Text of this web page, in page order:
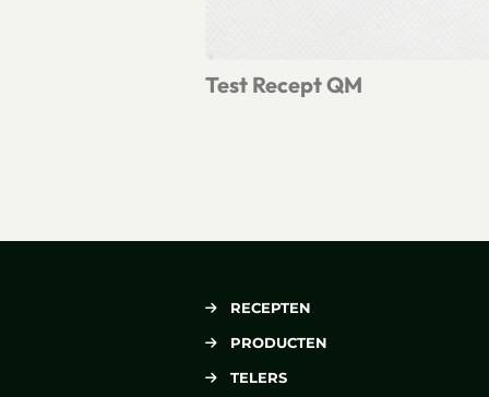
Test Recept QM
RECEPTEN
PRODUCTEN
TELERS